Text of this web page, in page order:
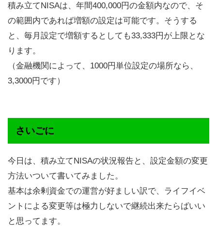
積み立てNISAは、年間400,000円の金額内なので、そ
の範囲内であれば増額の設定は可能です。そうする
と、毎月設定で増額するとしても33,333円が上限とな
ります。
（金融機関によって、1000円単位設定の場所なら、
3,3000円です）
さいごに
今日は、積み立てNISAの状況報告と、設定金額の変更
方法いついて書いてみました。
基本は余剰資金での運営が好ましい訳で、ライフイベ
ントによる変更等は極力しないで継続出来たらばいい
と思ってます。